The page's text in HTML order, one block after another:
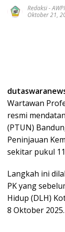
Redaksi-
Oktober 21,
Wartawan
resmi
(PTUN)
Peninjauan
sekitar pukul
Langkah ini
PK yang
Hidup (DLH)
8 Oktober 2025.